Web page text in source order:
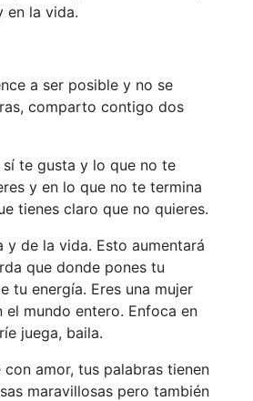
en la vida.
a ser posible y no se
comparto contigo dos
sí te gusta y lo que no te
y en lo que no te termina
tienes claro que no quieres.
y de la vida. Esto aumentará
que donde pones tu
tu energía. Eres una mujer
el mundo entero. Enfoca en
juega, baila.
amor, tus palabras tienen
maravillosas pero también